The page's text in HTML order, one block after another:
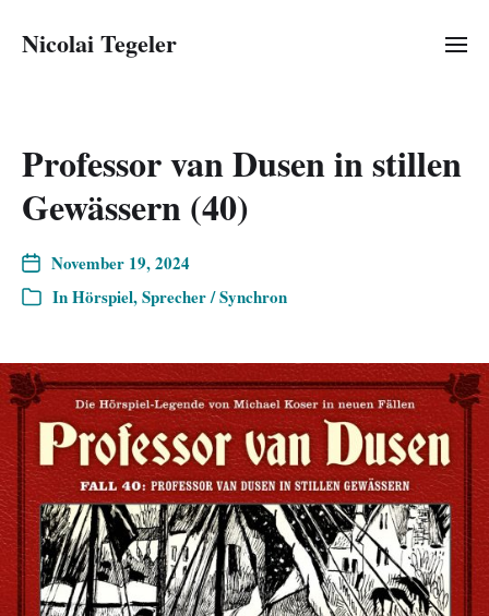
Nicolai Tegeler
Professor van Dusen in stillen
Gewässern (40)
November 19, 2024
InHörspiel,Sprecher / Synchron